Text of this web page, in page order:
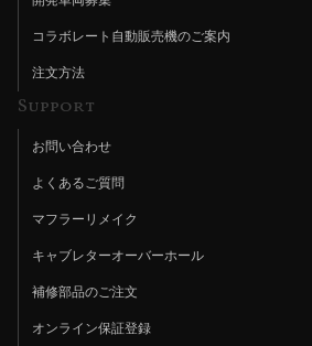
コラボレート自動販売機のご案内
注文方法
Support
お問い合わせ
よくあるご質問
マフラーリメイク
キャブレターオーバーホール
補修部品のご注文
オンライン保証登録